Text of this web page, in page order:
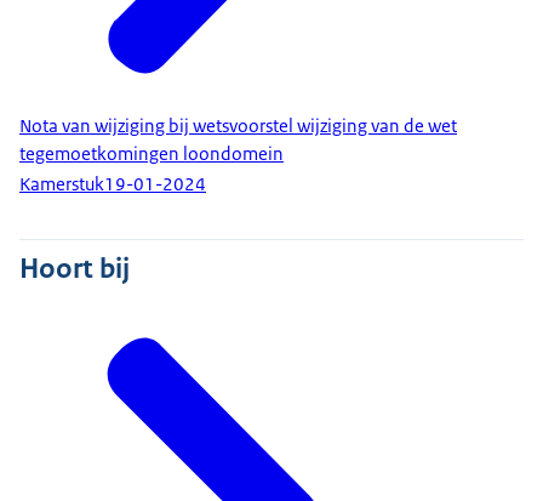
Nota van wijziging bij wetsvoorstel wijziging van de wet
tegemoetkomingen loondomein
Kamerstuk19-01-2024
Hoort bij